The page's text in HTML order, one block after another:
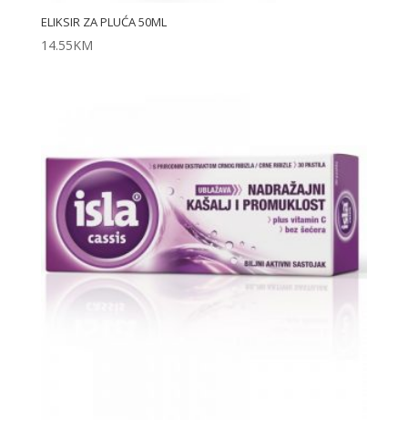
ELIKSIR ZA PLUĆA 50ML
14.55KM